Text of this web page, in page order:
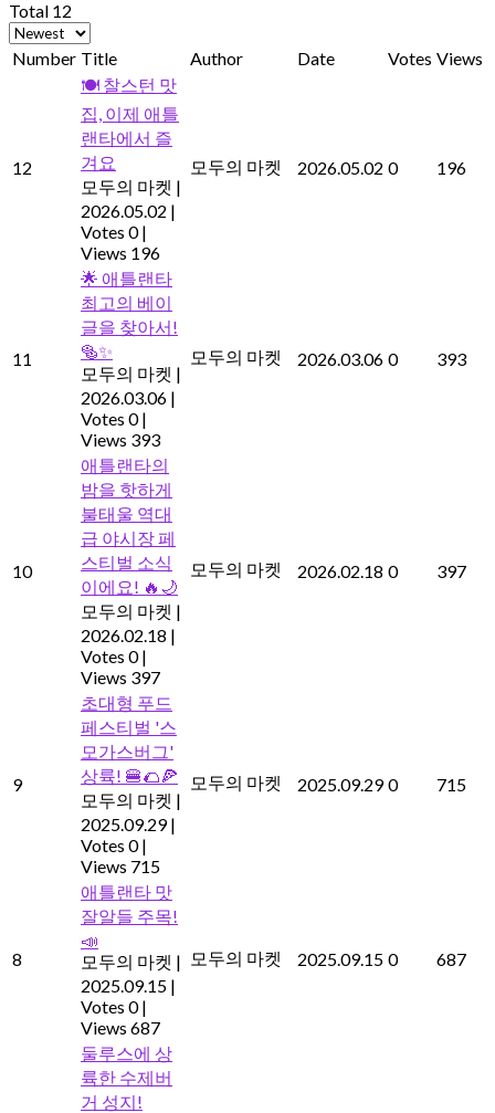
Total 12
Number Title Author Date Votes Views
12
🍽️ 찰스턴 맛
집, 이제 애틀
랜타에서 즐
겨요
모두의 마켓 |
2026.05.02 |
Votes 0 |
Views 196
모두의 마켓 2026.05.02 0 196
11
🌟 애틀랜타
최고의 베이
글을 찾아서!
🥯✨
모두의 마켓 |
2026.03.06 |
Votes 0 |
Views 393
모두의 마켓 2026.03.06 0 393
10
애틀랜타의
밤을 핫하게
불태울 역대
급 야시장 페
스티벌 소식
이에요! 🔥🌙
모두의 마켓 |
2026.02.18 |
Votes 0 |
Views 397
모두의 마켓 2026.02.18 0 397
9
초대형 푸드
페스티벌 '스
모가스버그'
상륙! 🍔🌮🍕
모두의 마켓 |
2025.09.29 |
Votes 0 |
Views 715
모두의 마켓 2025.09.29 0 715
8
애틀랜타 맛
잘알들 주목!
📣
모두의 마켓 |
2025.09.15 |
Votes 0 |
Views 687
모두의 마켓 2025.09.15 0 687
둘루스에 상
륙한 수제버
거 성지!